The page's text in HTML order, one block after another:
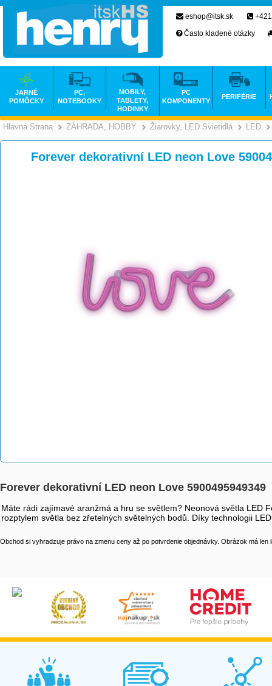
Hlavná Strana >
ZÁHRADA, HOBBY >
Žiarovky, LED Svietidlá LED
Forever dekorativní LED neon Love
Forever dekorativní LED neon Love 5900495949349
Máte rádi zajímavé aranžmá a hru se světlem? Neonová světla LED
rozptylem světla bez zřetelných světelných bodů. Díky technologii
Obchod si vyhradzuje právo na zmenu ceny až po potvrdenie objednávky. Obrázok má len
eshop@itsk.sk
Často kladené otázky
JARNÉ
POMÔCKY
PC,
NOTEBOOKY
MOBILY,
TABLETY,
HODINKY
PC
KOMPONENTY
PERIFÉRIE